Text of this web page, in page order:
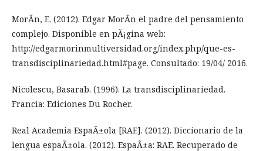
MorÃ­n, E. (2012). Edgar MorÃ­n el padre del pensamiento
complejo. Disponible en pÃ¡gina web:
http://edgarmorinmultiversidad.org/index.php/que-es-
transdisciplinariedad.html#page. Consultado: 19/04/ 2016.
Nicolescu, Basarab. (1996). La transdisciplinariedad.
Francia: Ediciones Du Rocher.
Real Academia EspaÃ±ola [RAE]. (2012). Diccionario de la
lengua espaÃ±ola. (2012). EspaÃ±a: RAE. Recuperado de